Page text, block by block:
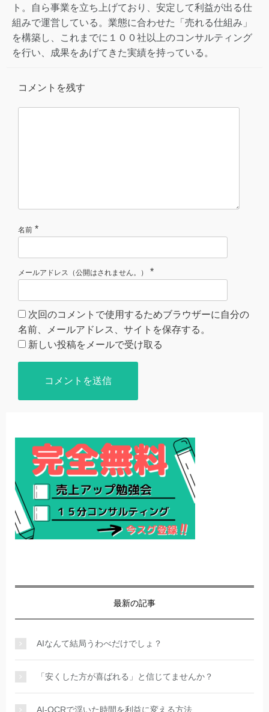
ト。自ら事業を立ち上げており、安定して利益が出る仕
組みで運営している。業態に合わせた「売れる仕組み」
を構築し、これまでに１００社以上のコンサルティング
を行い、成果をあげてきた実績を持っている。
コメントを残す
名前 *
メールアドレス（公開はされません。） *
次回のコメントで使用するためブラウザーに自分の
名前、メールアドレス、サイトを保存する。
新しい投稿をメールで受け取る
最新の記事
AIなんて結局うわべだけでしょ？
「安くした方が喜ばれる」と信じてませんか？
AI-OCRで浮いた時間を利益に変える方法